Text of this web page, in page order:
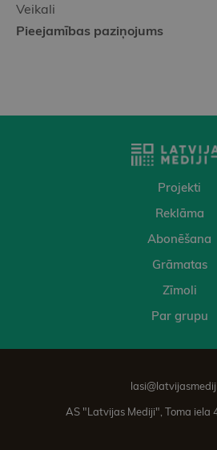
Veikali
Pieejamības paziņojums
Projekti
Reklāma
Abonēšana
Grāmatas
Zīmoli
Par grupu
AS "Latvijas Mediji", Toma iela